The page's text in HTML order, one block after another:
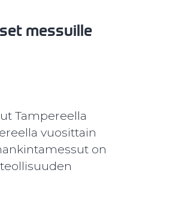
messuille
Tampereella
vuosittain
on